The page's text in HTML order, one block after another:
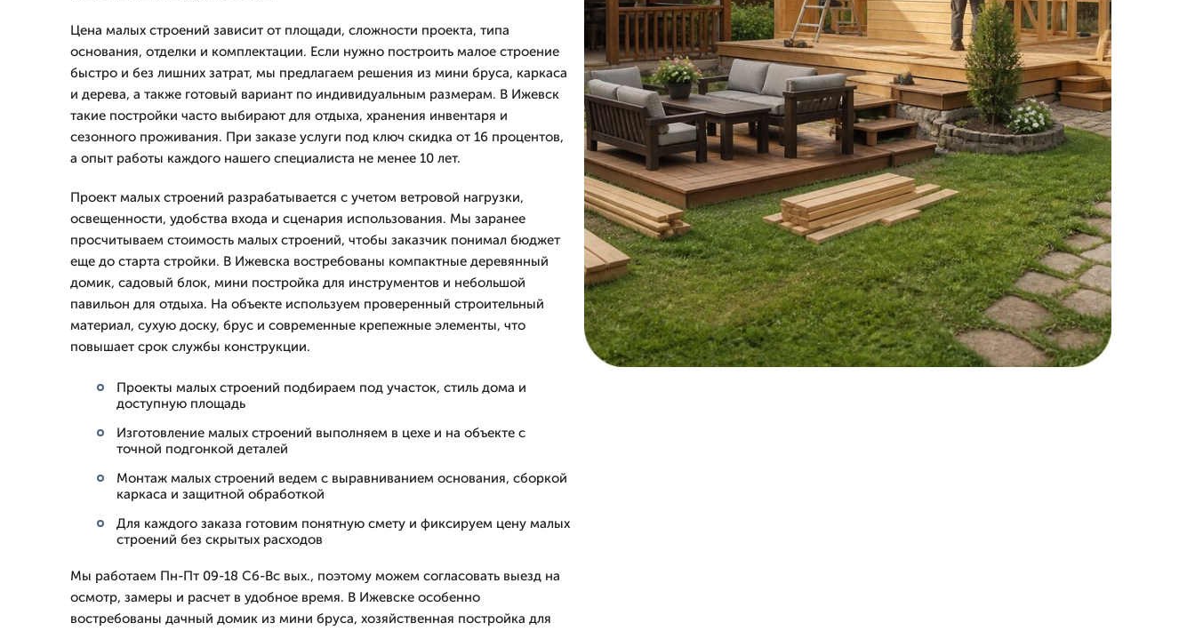
Цена малых строений зависит от площади, сложности проекта, типа
основания, отделки и комплектации. Если нужно построить малое строение
быстро и без лишних затрат, мы предлагаем решения из мини бруса, каркаса
и дерева, а также готовый вариант по индивидуальным размерам. В Ижевск
такие постройки часто выбирают для отдыха, хранения инвентаря и
сезонного проживания. При заказе услуги под ключ скидка от 16 процентов,
а опыт работы каждого нашего специалиста не менее 10 лет.
Проект малых строений разрабатывается с учетом ветровой нагрузки,
освещенности, удобства входа и сценария использования. Мы заранее
просчитываем стоимость малых строений, чтобы заказчик понимал бюджет
еще до старта стройки. В Ижевска востребованы компактные деревянный
домик, садовый блок, мини постройка для инструментов и небольшой
павильон для отдыха. На объекте используем проверенный строительный
материал, сухую доску, брус и современные крепежные элементы, что
повышает срок службы конструкции.
Проекты малых строений подбираем под участок, стиль дома и
доступную площадь
Изготовление малых строений выполняем в цехе и на объекте с
точной подгонкой деталей
Монтаж малых строений ведем с выравниванием основания, сборкой
каркаса и защитной обработкой
Для каждого заказа готовим понятную смету и фиксируем цену малых
строений без скрытых расходов
Мы работаем Пн-Пт 09-18 Сб-Вс вых., поэтому можем согласовать выезд на
осмотр, замеры и расчет в удобное время. В Ижевске особенно
востребованы дачный домик из мини бруса, хозяйственная постройка для